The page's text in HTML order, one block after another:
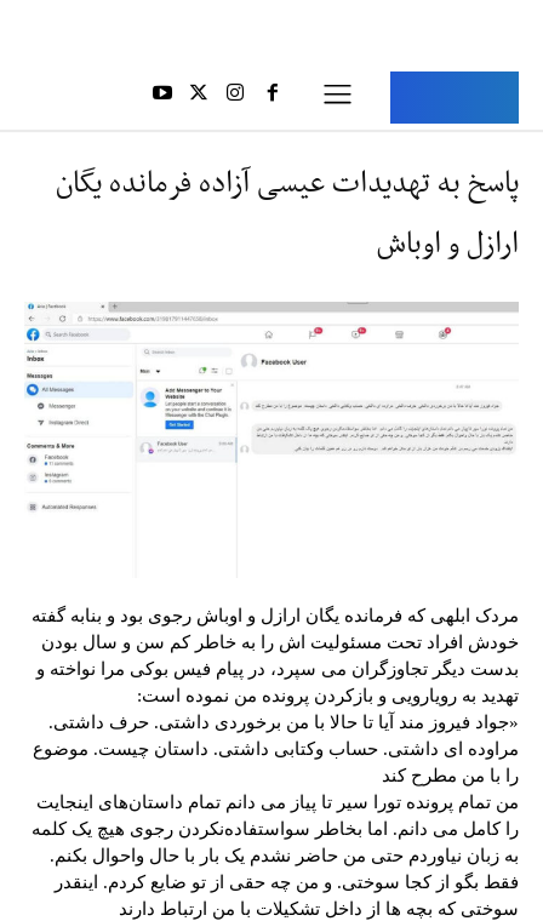
پاسخ به تهدیدات عیسی آزاده فرمانده یگان
ارازل و اوباش
مردک ابلهی که فرمانده یگان ارازل و اوباش رجوی بود و بنابه گفته
خودش افراد تحت مسئولیت اش را به خاطر کم سن و سال بودن
بدست دیگر تجاوزگران می سپرد، در پیام فیس بوکی مرا نواخته و
تهدید به رویارویی و بازکردن پرونده من نموده است:
«جواد فیروز مند آیا تا حالا با من برخوردی داشتی. حرف داشتی.
مراوده ای داشتی. حساب و‌کتابی داشتی. داستان چیست. موضوع
را با من مطرح کند
من تمام پرونده تورا سیر تا پیاز می دانم تمام داستان‌های اینجایت
را کامل می دانم. اما بخاطر سو‌استفاده‌نکردن رجوی هیچ یک کلمه
به زبان نیاوردم حتی من حاضر نشدم یک بار با حال ‌واحوال بکنم.
فقط بگو از کجا سوختی. و من چه حقی از تو ضایع کردم. اینقدر
سوختی که بچه ها از داخل تشکیلات با من ارتباط دارند